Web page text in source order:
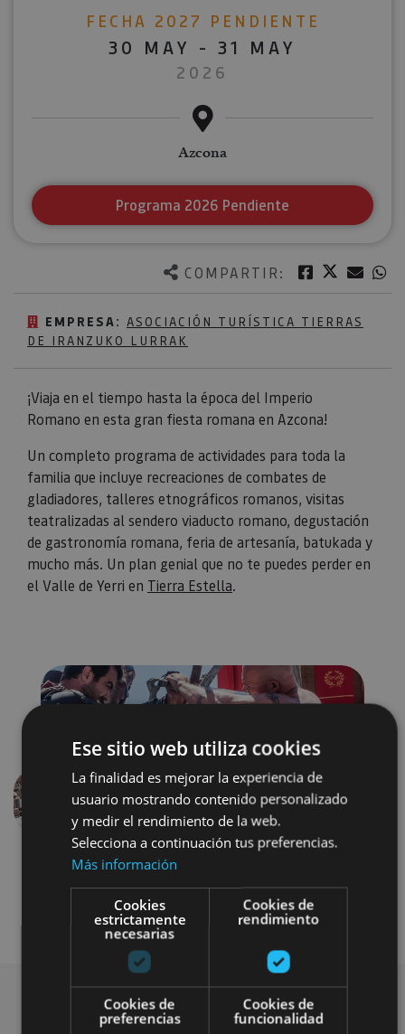
COMPARTIR: Facebook
Twitter
EMPRESA: ASOCIACIÓN TURÍSTICA TIERRAS
DE IRANZUKO LURRAK
¡Viaja en el tiempo hasta la época del Imperio
Romano en esta gran fiesta romana en Azcona!
Un completo programa de actividades para toda la
familia que incluye recreaciones de combates de
gladiadores, talleres etnográficos romanos, visitas
teatralizadas al sendero viaducto romano, degustación
de gastronomía romana, feria de artesanía, batukada y
mucho más. Un plan genial que no te puedes perder en
el Valle de Yerri en Tierra Estella.
FECHA 2027 PENDIENTE
30 MAY - 31 MAY
2026
Azcona
Programa 2026 Pendiente
Anterior
Ese sitio web utiliza cookies
La finalidad es mejorar la experiencia de
usuario mostrando contenido personalizado
y medir el rendimiento de la web.
Selecciona a continuación tus preferencias.
Más información
Cookies
estrictamente
necesarias
Cookies de
rendimiento
Cookies de
preferencias
Cookies de
funcionalidad